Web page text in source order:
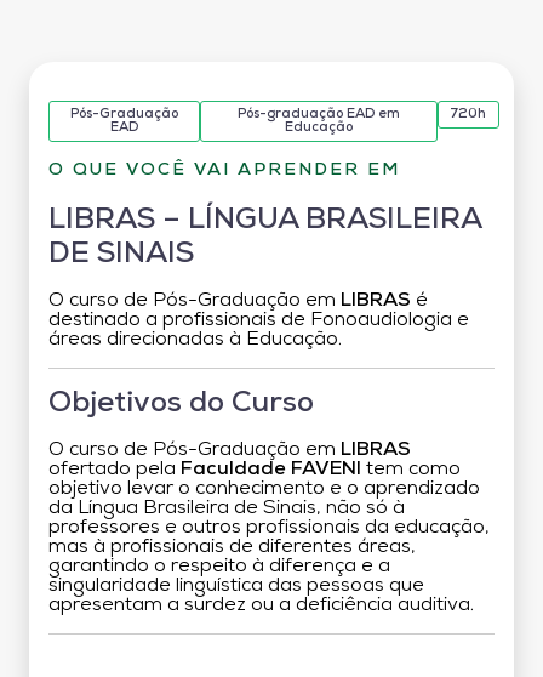
Pós-Graduação
EAD
Pós-graduação EAD em
Educação
720h
O QUE VOCÊ VAI APRENDER EM
LIBRAS – LÍNGUA BRASILEIRA
DE SINAIS
O curso de Pós-Graduação em LIBRAS é
destinado a profissionais de Fonoaudiologia e
áreas direcionadas à Educação.
Objetivos do Curso
O curso de Pós-Graduação em LIBRAS
ofertado pela Faculdade FAVENI
tem como
objetivo levar o conhecimento e o aprendizado
da Língua Brasileira de Sinais, não só à
professores e outros profissionais da educação,
mas à profissionais de diferentes áreas,
garantindo o respeito à diferença e a
singularidade linguística das pessoas que
apresentam a surdez ou a deficiência auditiva.